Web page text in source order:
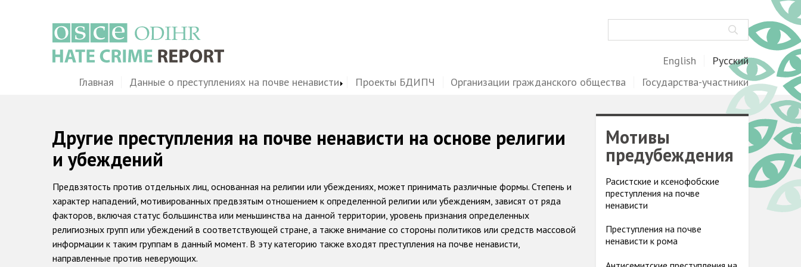
English Русский
MainГлавная Данные о преступлениях на почве ненависти Проекты БДИПЧ Организации гражданского общества Государства-участники
Другие преступления на почве ненависти на основе религии
и убеждений
Предвзятость против отдельных лиц, основанная на религии или убеждениях, может принимать различные формы. Степень и
характер нападений, мотивированных предвзятым отношением к определенной религии или убеждениям, зависят от ряда
факторов, включая статус большинства или меньшинства на данной территории, уровень признания определенных
религиозных групп или убеждений в соответствующей стране, а также внимание со стороны политиков или средств массовой
информации к таким группам в данный момент. В эту категорию также входят преступления на почве ненависти,
направленные против неверующих.
Мотивы
предубеждения
Расистские и ксенофобские
преступления на почве
ненависти
Преступления на почве
ненависти к рома